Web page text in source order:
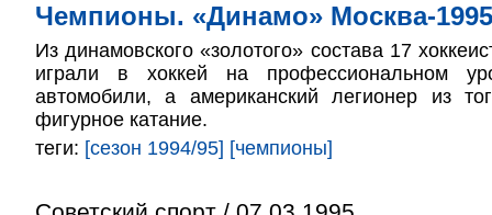
Чемпионы. «Динамо» Москва-1995
Из динамовского «золотого» состава 17
играли в хоккей на профессиональном
автомобили, а американский легионер из
фигурное катание.
теги: [сезон 1994/95] [чемпионы]